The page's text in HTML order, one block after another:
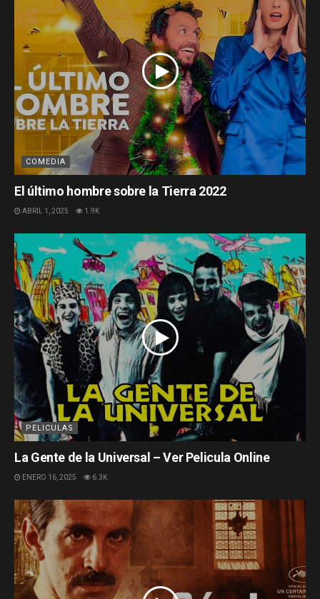
COMEDIA
El último hombre sobre la Tierra 2022
ABRIL 1, 2025 1.9K
PELICULAS
La Gente de la Universal – Ver Pelicula Online
ENERO 16, 2025 6.3K